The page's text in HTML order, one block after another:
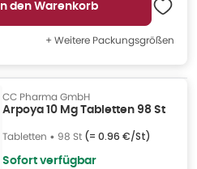
In den Warenkorb
+ Weitere Packungsgrößen
CC Pharma GmbH
Arpoya 10 Mg Tabletten 98 St
Tabletten • 98 St (= 0.96 €/St)
Sofort verfügbar